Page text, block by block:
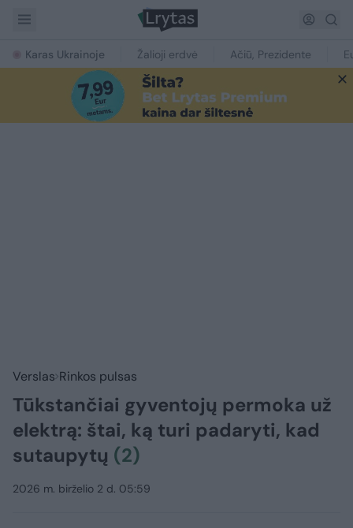
Karas Ukrainoje Žalioji erdvė Ačiū, Prezidente
Verslas Rinkos pulsas
Tūkstančiai gyventojų permoka už
elektrą: štai, ką turi padaryti, kad
sutaupytų (2)
2026 m. birželio 2 d. 05:59